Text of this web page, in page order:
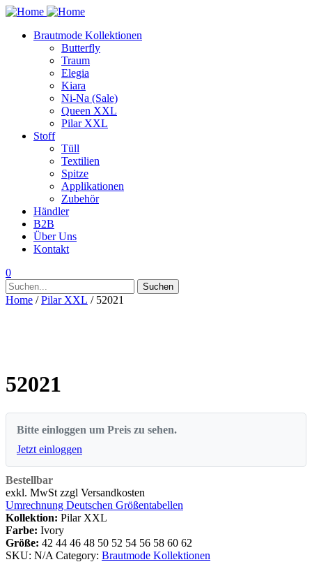
Brautmode Kollektionen
Butterfly
Traum
Elegia
Kiara
Ni-Na (Sale)
Queen XXL
Pilar XXL
Stoff
Tüll
Textilien
Spitze
Applikationen
Zubehör
Händler
B2B
Über Uns
Kontakt
0
Suchen
nach:
Suchen
Home /Pilar XXL / 52021
52021
Bitte einloggen um Preis zu sehen.
Jetzt einloggen
Bestellbar
exkl. MwSt zzgl Versandkosten
Umrechnung Deutschen Größentabellen
Kollektion: Pilar XXL
Farbe: Ivory
Größe: 42 44 46 48 50 52 54 56 58 60 62
SKU: N/A Category: Brautmode Kollektionen